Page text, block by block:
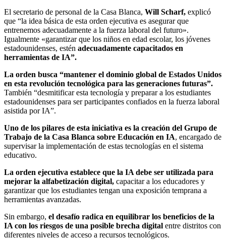
El secretario de personal de la Casa Blanca, Will Scharf, explicó
que “la idea básica de esta orden ejecutiva es asegurar que
entrenemos adecuadamente a la fuerza laboral del futuro».
Igualmente «garantizar que los niños en edad escolar, los jóvenes
estadounidenses, estén adecuadamente capacitados en
herramientas de IA”.
La orden busca “mantener el dominio global de Estados Unidos
en esta revolución tecnológica para las generaciones futuras”.
También “desmitificar esta tecnología y preparar a los estudiantes
estadounidenses para ser participantes confiados en la fuerza laboral
asistida por IA”.
Uno de los pilares de esta iniciativa es la creación del Grupo de
Trabajo de la Casa Blanca sobre Educación en IA, encargado de
supervisar la implementación de estas tecnologías en el sistema
educativo.
La orden ejecutiva establece que la IA debe ser utilizada para
mejorar la alfabetización digital, capacitar a los educadores y
garantizar que los estudiantes tengan una exposición temprana a
herramientas avanzadas.
Sin embargo, el desafío radica en equilibrar los beneficios de la
IA con los riesgos de una posible brecha digital entre distritos con
diferentes niveles de acceso a recursos tecnológicos.